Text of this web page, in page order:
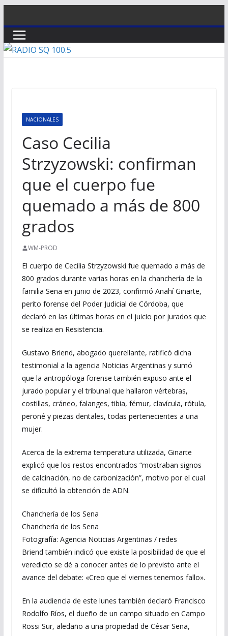
al
contenido
NACIONALES
Caso Cecilia
Strzyzowski: confirman
que el cuerpo fue
quemado a más de 800
grados
WM-PROD
El cuerpo de Cecilia Strzyzowski fue quemado a más de
800 grados durante varias horas en la chanchería de la
familia Sena en junio de 2023, confirmó Anahí Ginarte,
perito forense del Poder Judicial de Córdoba, que
declaró en las últimas horas en el juicio por jurados que
se realiza en Resistencia.
Gustavo Briend, abogado querellante, ratificó dicha
testimonial a la agencia Noticias Argentinas y sumó
que la antropóloga forense también expuso ante el
jurado popular y el tribunal que hallaron vértebras,
costillas, cráneo, falanges, tibia, fémur, clavícula, rótula,
peroné y piezas dentales, todas pertenecientes a una
mujer.
Acerca de la extrema temperatura utilizada, Ginarte
explicó que los restos encontrados “mostraban signos
de calcinación, no de carbonización”, motivo por el cual
se dificultó la obtención de ADN.
Chanchería de los Sena
Chanchería de los Sena
Fotografía: Agencia Noticias Argentinas / redes
Briend también indicó que existe la posibilidad de que el
veredicto se dé a conocer antes de lo previsto ante el
avance del debate: «Creo que el viernes tenemos fallo».
En la audiencia de este lunes también declaró Francisco
Rodolfo Ríos, el dueño de un campo situado en Campo
Rossi Sur, aledaño a una propiedad de César Sena,